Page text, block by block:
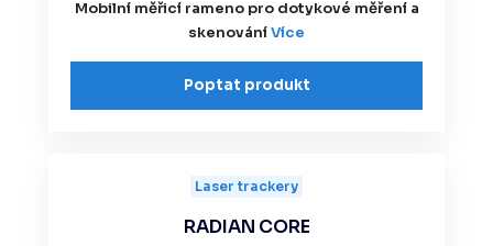
Mobilní měřicí rameno pro dotykové měření a
skenováníVíce
Poptat produkt
Laser trackery
RADIAN CORE